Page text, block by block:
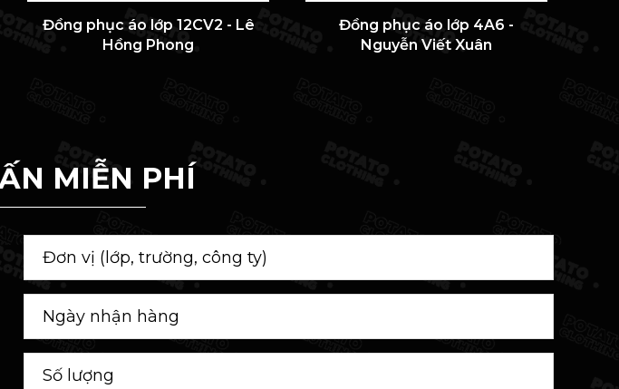
Đồng phục áo lớp 12CV2 - Lê
Hồng Phong
Đồng phục áo lớp 4A6 -
Nguyễn Viết Xuân
MIỄN PHÍ